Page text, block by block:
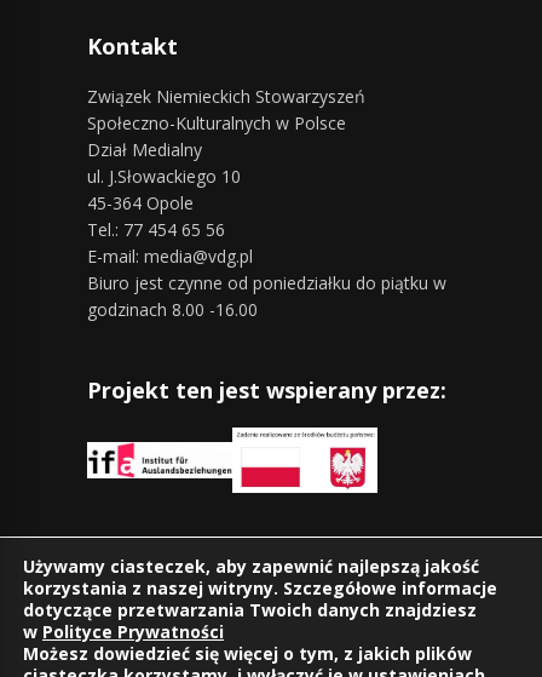
Kontakt
Związek Niemieckich Stowarzyszeń
Społeczno-Kulturalnych w Polsce
Dział Medialny
ul. J.Słowackiego 10
45-364 Opole
Tel.: 77 454 65 56
E-mail: media@vdg.pl
Biuro jest czynne od poniedziałku do piątku w
godzinach 8.00 -16.00
Projekt ten jest wspierany przez:
Znajdziesz nas również na:
Używamy ciasteczek, aby zapewnić najlepszą jakość
korzystania z naszej witryny. Szczegółowe informacje
dotyczące przetwarzania Twoich danych znajdziesz
w Polityce Prywatności
Możesz dowiedzieć się więcej o tym, z jakich plików